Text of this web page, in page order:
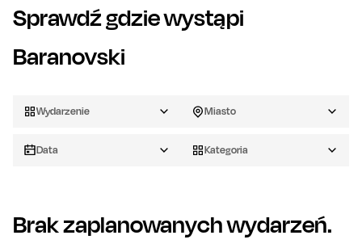
Sprawdź gdzie wystąpi
Baranovski
Wydarzenie Miasto
Data Kategoria
Brak zaplanowanych wydarzeń.